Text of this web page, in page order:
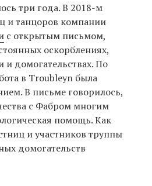
три года. В 2018-м
и танцоров компании
с открытым письмом,
оскорблениях,
и домогательствах. По
в Troubleyn была
В письме говорилось,
с Фабром многим
помощь. Как
и участников труппы
домогательств